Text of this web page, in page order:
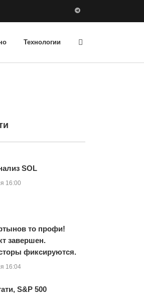
Технологии
SOL
16:00
то профи!
завершен.
фиксируются.
16:04
S&P 500